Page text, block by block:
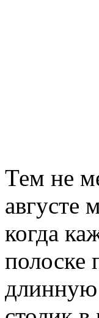
Тем не
августе
когда
полоске
длинную